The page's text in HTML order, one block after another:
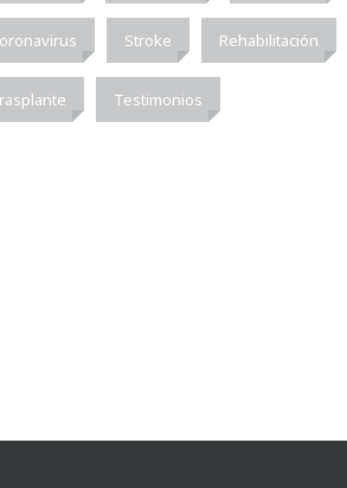
Stroke Rehabilitación
Testimonios